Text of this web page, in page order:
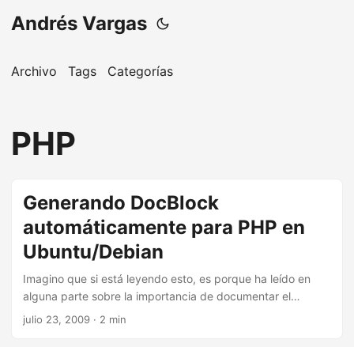
Andrés Vargas
Archivo Tags Categorías
PHP
Generando DocBlock
automáticamente para PHP en
Ubuntu/Debian
Imagino que si está leyendo esto, es porque ha leído en
alguna parte sobre la importancia de documentar el
código, lo mas probable es que (tal como lo hago yo)
julio 23, 2009 · 2 min